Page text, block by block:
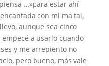
…»para estar ahí
con mi maitai,
aunque sea cinco
a usarlo cuando
y me arrepiento no
pero bueno, más vale